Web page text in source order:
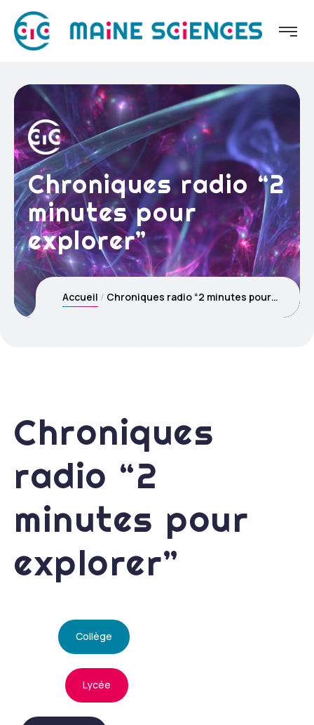
Chroniques radio “2
minutes pour
explorer”
Accueil Chroniques radio “2 minutes pour explorer”
Chroniques
radio “2
minutes pour
explorer”
Collège
Lycée